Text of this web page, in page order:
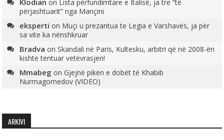
on Lista përfundimtare e Italisë, ja tre “të
përjashtuarit” nga Mançini
eksperti on Muçi u prezantua te Legia e Varshavës, ja për
sa vite ka nënshkruar
Bradva onSkandali në Paris, Kultesku, arbitri që në 2008-ën
kishte tentuar vetëvrasjen!
Mmabeg onGjejnë pikën e dobët të Khabib
Nurmagomedov (VIDEO)
ARKIVI